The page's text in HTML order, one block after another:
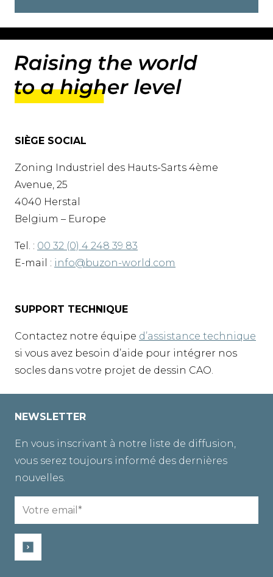
SIÈGE SOCIAL
Zoning Industriel des Hauts-Sarts 4ème
Avenue, 25
4040 Herstal
Belgium – Europe
Tel. : 00 32 (0) 4 248 39 83
E-mail : info@buzon-world.com
SUPPORT TECHNIQUE
Contactez notre équipe d’assistance technique
si vous avez besoin d’aide pour intégrer nos
socles dans votre projet de dessin CAO.
NEWSLETTER
En vous inscrivant à notre liste de diffusion,
vous serez toujours informé des dernières
nouvelles.
Email
(Nécessaire)